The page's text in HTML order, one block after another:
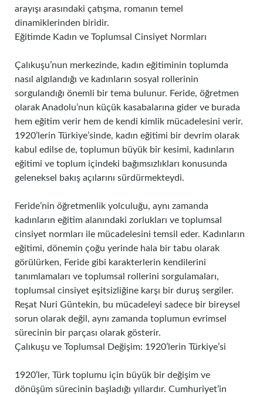
arayışı arasındaki çatışma, romanın temel
dinamiklerinden biridir.
Eğitimde Kadın ve Toplumsal Cinsiyet Normları
Çalıkuşu’nun merkezinde, kadın eğitiminin toplumda
nasıl algılandığı ve kadınların sosyal rollerinin
sorgulandığı önemli bir tema bulunur. Feride, öğretmen
olarak Anadolu’nun küçük kasabalarına gider ve burada
hem eğitim verir hem de kendi kimlik mücadelesini verir.
1920’lerin Türkiye’sinde, kadın eğitimi bir devrim olarak
kabul edilse de, toplumun büyük bir kesimi, kadınların
eğitimi ve toplum içindeki bağımsızlıkları konusunda
geleneksel bakış açılarını sürdürmekteydi.
Feride’nin öğretmenlik yolculuğu, aynı zamanda
kadınların eğitim alanındaki zorlukları ve toplumsal
cinsiyet normları ile mücadelesini temsil eder. Kadınların
eğitimi, dönemin çoğu yerinde hala bir tabu olarak
görülürken, Feride gibi karakterlerin kendilerini
tanımlamaları ve toplumsal rollerini sorgulamaları,
toplumsal cinsiyet eşitsizliğine karşı bir duruş sergiler.
Reşat Nuri Güntekin, bu mücadeleyi sadece bir bireysel
sorun olarak değil, aynı zamanda toplumun evrimsel
sürecinin bir parçası olarak gösterir.
Çalıkuşu ve Toplumsal Değişim: 1920’lerin Türkiye’si
1920’ler, Türk toplumu için büyük bir değişim ve
dönüşüm sürecinin başladığı yıllardır. Cumhuriyet’in